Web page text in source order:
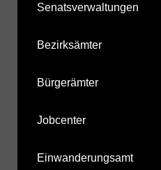
Senatsverwaltungen
Bezirksämter
Bürgerämter
Jobcenter
Einwanderungsamt